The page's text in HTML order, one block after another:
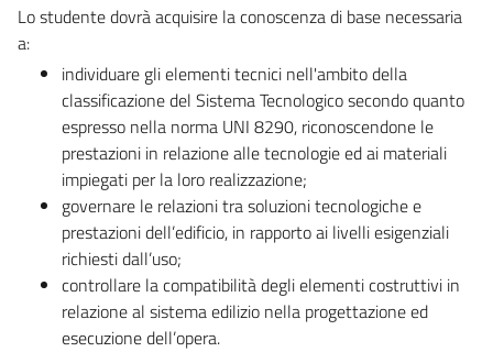
Lo studente dovrà acquisire la conoscenza di base necessaria
a:
individuare gli elementi tecnici nell'ambito della
classificazione del Sistema Tecnologico secondo quanto
espresso nella norma UNI 8290, riconoscendone le
prestazioni in relazione alle tecnologie ed ai materiali
impiegati per la loro realizzazione;
governare le relazioni tra soluzioni tecnologiche e
prestazioni dell’edificio, in rapporto ai livelli esigenziali
richiesti dall’uso;
controllare la compatibilità degli elementi costruttivi in
relazione al sistema edilizio nella progettazione ed
esecuzione dell’opera.